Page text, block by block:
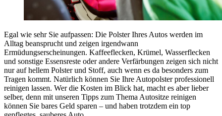
Egal wie sehr Sie aufpassen: Die Polster Ihres Autos werden im
Alltag beansprucht und zeigen irgendwann
Ermüdungserscheinungen. Kaffeeflecken, Krümel, Wasserflecken
und sonstige Essensreste oder andere Verfärbungen zeigen sich nicht
nur auf hellem Polster und Stoff, auch wenn es da besonders zum
Tragen kommt. Natürlich können Sie Ihre Autopolster professionell
reinigen lassen. Wer die Kosten im Blick hat, macht es aber lieber
selber, denn mit unseren Tipps zum Thema Autositze reinigen
können Sie bares Geld sparen – und haben trotzdem ein top